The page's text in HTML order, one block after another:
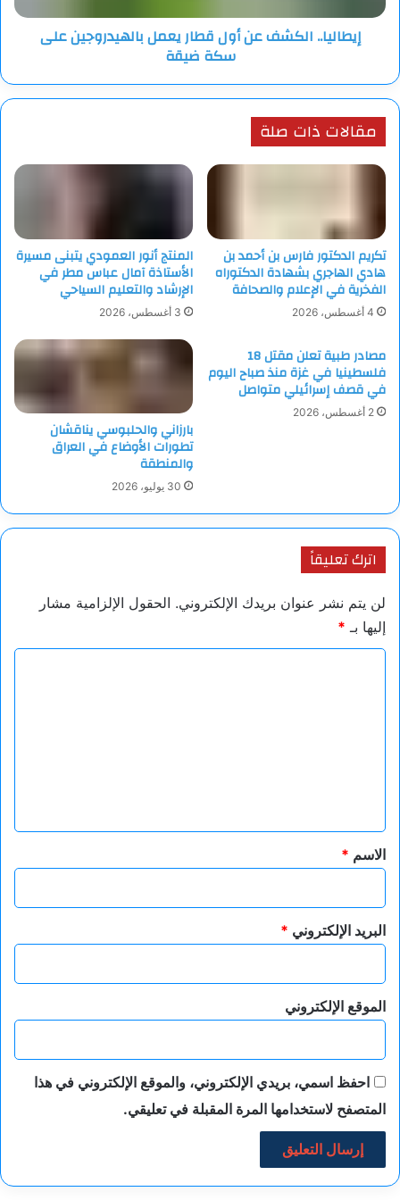
سكة
ضيقةإيطاليا.. الكشف عن أول قطار يعمل بالهيدروجين على
سكة ضيقة
مقالات ذات صلة
تكريم الدكتور فارس بن أحمد بن
هادي الهاجري بشهادة الدكتوراه
الفخرية في الإعلام والصحافة
4 أغسطس، 2026
المنتج أنور العمودي يتبنى مسيرة
الأستاذة آمال عباس مطر في
الإرشاد والتعليم السياحي
3 أغسطس، 2026
مصادر طبية تعلن مقتل 18
فلسطينيا في غزة منذ صباح اليوم
في قصف إسرائيلي متواصل
2 أغسطس، 2026
بارزاني والحلبوسي يناقشان
تطورات الأوضاع في العراق
والمنطقة
30 يوليو، 2026
اترك تعليقاً
لن يتم نشر عنوان بريدك الإلكتروني. الحقول الإلزامية مشار
إليها بـ *
*
الاسم *
البريد الإلكتروني *
الموقع الإلكتروني
احفظ اسمي، بريدي الإلكتروني، والموقع الإلكتروني في هذا
المتصفح لاستخدامها المرة المقبلة في تعليقي.